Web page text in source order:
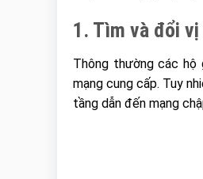
1. Tìm và đổi
Thông thường các
mạng cung cấp. Tuy
tầng dẫn đến mạng